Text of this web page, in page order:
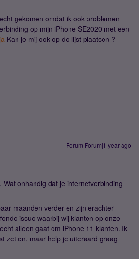
gekomen omdat ik ook problemen
op mijn iPhone SE2020 met een
Kan je mij ook op de lijst plaatsen ?
Forum|Forum|1 year ago
Wat onhandig dat je internetverbinding
maanden verder en zijn erachter
issue waarbij wij klanten op onze
alleen gaat om iPhone 11 klanten. Ik
zetten, maar help je uiteraard graag